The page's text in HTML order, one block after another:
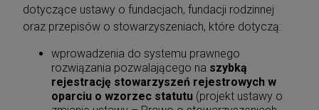
dotyczące ustawy o fundacjach, fundacji rodzinnej
oraz przepisów o stowarzyszeniach, które dotyczą:
wprowadzenia do systemu prawnego
rozwiązania pozwalającego na szybką
rejestrację stowarzyszeń rejestrowych w
oparciu o wzorzec statutu (projekt ustawy o